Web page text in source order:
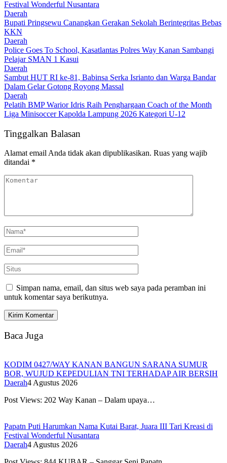
Festival Wonderful Nusantara
Daerah
Bupati Pringsewu Canangkan Gerakan Sekolah Berintegritas Bebas
KKN
Daerah
Police Goes To School, Kasatlantas Polres Way Kanan Sambangi
Pelajar SMAN 1 Kasui
Daerah
Sambut HUT RI ke-81, Babinsa Serka Isrianto dan Warga Bandar
Dalam Gelar Gotong Royong Massal
Daerah
Pelatih BMP Warior Idris Raih Penghargaan Coach of the Month
Liga Minisoccer Kapolda Lampung 2026 Kategori U-12
Tinggalkan Balasan
Alamat email Anda tidak akan dipublikasikan. Ruas yang wajib
ditandai *
Simpan nama, email, dan situs web saya pada peramban ini
untuk komentar saya berikutnya.
Baca Juga
KODIM 0427/WAY KANAN BANGUN SARANA SUMUR
BOR, WUJUD KEPEDULIAN TNI TERHADAP AIR BERSIH
Daerah4 Agustus 2026
Post Views: 202 Way Kanan – Dalam upaya…
Papatn Puti Harumkan Nama Kutai Barat, Juara III Tari Kreasi di
Festival Wonderful Nusantara
Daerah4 Agustus 2026